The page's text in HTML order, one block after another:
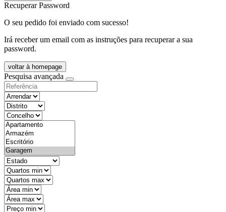
Recuperar Password
O seu pedido foi enviado com sucesso!
Irá receber um email com as instruções para recuperar a sua
password.
voltar à homepage
Pesquisa avançada
objective
districtId
countyId
types
state
mintypo
maxtypo
minarea
maxarea
minprice